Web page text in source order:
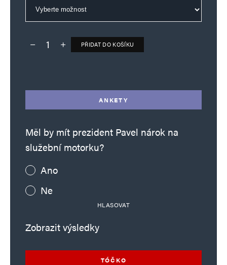
Deník TO – verze bez reklam množství
PŘIDAT DO KOŠÍKU
ANKETY
Měl by mít prezident Pavel nárok na
služební motorku?
Ano
Ne
HLASOVAT
Zobrazit výsledky
TÓČKO